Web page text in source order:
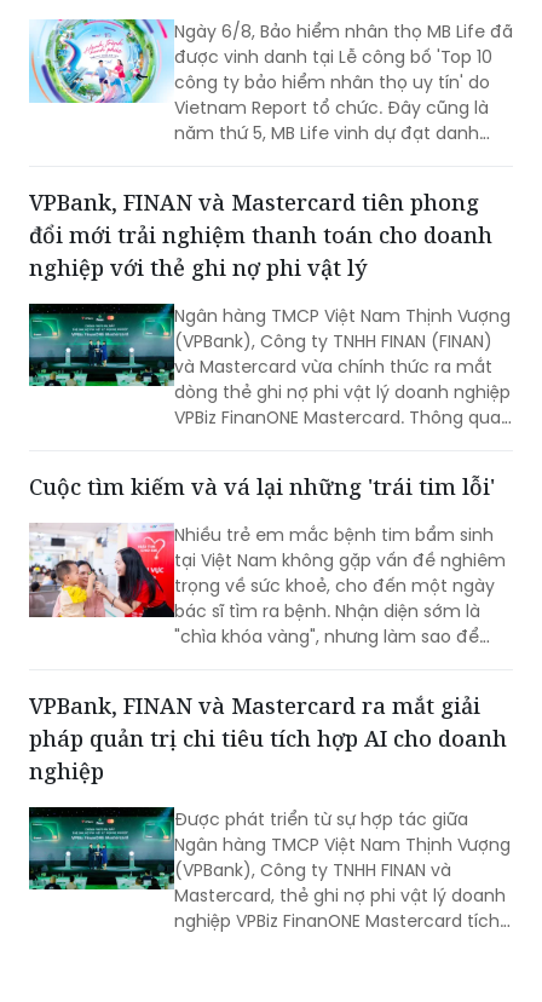
Ngày 6/8, Bảo hiểm nhân thọ MB Life đã
được vinh danh tại Lễ công bố 'Top 10
công ty bảo hiểm nhân thọ uy tín' do
Vietnam Report tổ chức. Đây cũng là
năm thứ 5, MB Life vinh dự đạt danh
chỉ đặt sự tín nhiệm lên hàng đầu suốt
một thập kỷ.
VPBank, FINAN và Mastercard tiên phong
đổi mới trải nghiệm thanh toán cho doanh
nghiệp với thẻ ghi nợ phi vật lý
Ngân hàng TMCP Việt Nam Thịnh Vượng
(VPBank), Công ty TNHH FINAN (FINAN)
và Mastercard vừa chính thức ra mắt
dòng thẻ ghi nợ phi vật lý doanh nghiệp
VPBiz FinanONE Mastercard. Thông qua
hiện đại, nơi doanh nghiệp có thể chủ
động kiểm soát ngân sách, tối ưu dòng
tiền và nâng cao hiệu quả vận hành
ngay từ những giao dịch hàng ngày.
Cuộc tìm kiếm và vá lại những 'trái tim lỗi'
Nhiều trẻ em mắc bệnh tim bẩm sinh
tại Việt Nam không gặp vấn đề nghiêm
trọng về sức khoẻ, cho đến một ngày
bác sĩ tìm ra bệnh. Nhận diện sớm là
"chìa khóa vàng", nhưng làm sao để
nơi điều kiện y tế còn thiếu thốn?
VPBank, FINAN và Mastercard ra mắt giải
pháp quản trị chi tiêu tích hợp AI cho doanh
nghiệp
Được phát triển từ sự hợp tác giữa
Ngân hàng TMCP Việt Nam Thịnh Vượng
(VPBank), Công ty TNHH FINAN và
Mastercard, thẻ ghi nợ phi vật lý doanh
nghiệp VPBiz FinanONE Mastercard tích